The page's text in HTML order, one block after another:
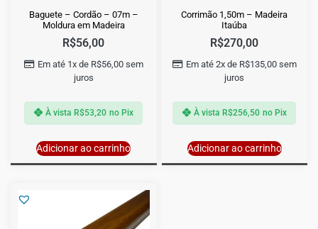
Baguete – Cordão – 07m –
Moldura em Madeira
R$56,00
Em até 1x de R$56,00sem
juros
À vista R$53,20 no Pix
Adicionar ao carrinho
Corrimão 1,50m – Madeira
Itaúba
R$270,00
Em até 2x de R$135,00sem
juros
À vista R$256,50 no Pix
Adicionar ao carrinho